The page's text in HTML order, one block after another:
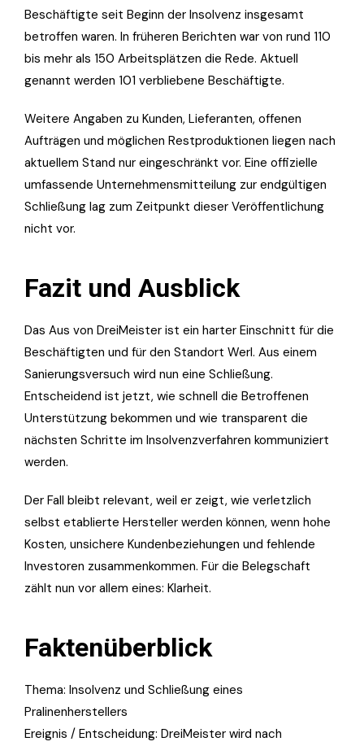
Beschäftigte seit Beginn der Insolvenz insgesamt
betroffen waren. In früheren Berichten war von rund 110
bis mehr als 150 Arbeitsplätzen die Rede. Aktuell
genannt werden 101 verbliebene Beschäftigte.
Weitere Angaben zu Kunden, Lieferanten, offenen
Aufträgen und möglichen Restproduktionen liegen nach
aktuellem Stand nur eingeschränkt vor. Eine offizielle
umfassende Unternehmensmitteilung zur endgültigen
Schließung lag zum Zeitpunkt dieser Veröffentlichung
nicht vor.
Fazit und Ausblick
Das Aus von DreiMeister ist ein harter Einschnitt für die
Beschäftigten und für den Standort Werl. Aus einem
Sanierungsversuch wird nun eine Schließung.
Entscheidend ist jetzt, wie schnell die Betroffenen
Unterstützung bekommen und wie transparent die
nächsten Schritte im Insolvenzverfahren kommuniziert
werden.
Der Fall bleibt relevant, weil er zeigt, wie verletzlich
selbst etablierte Hersteller werden können, wenn hohe
Kosten, unsichere Kundenbeziehungen und fehlende
Investoren zusammenkommen. Für die Belegschaft
zählt nun vor allem eines: Klarheit.
Faktenüberblick
Thema: Insolvenz und Schließung eines
Pralinenherstellers
Ereignis / Entscheidung: DreiMeister wird nach